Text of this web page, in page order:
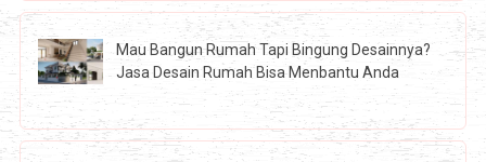
Mau Bangun Rumah Tapi Bingung Desainnya?
Jasa Desain Rumah Bisa Menbantu Anda